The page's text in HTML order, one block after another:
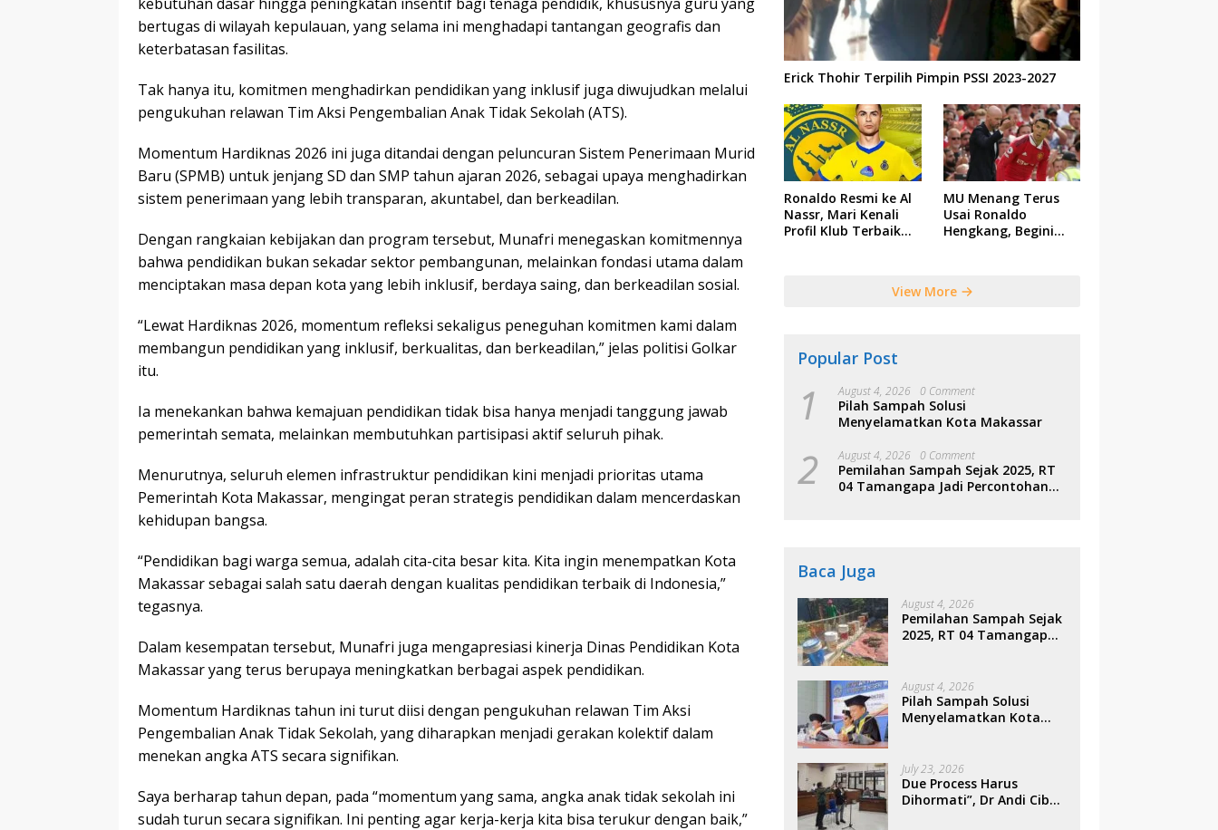
bertugas di wilayah kepulauan, yang selama ini menghadapi tantangan geografis dan
keterbatasan fasilitas.
Tak hanya itu, komitmen menghadirkan pendidikan yang inklusif juga diwujudkan melalui
pengukuhan relawan Tim Aksi Pengembalian Anak Tidak Sekolah (ATS).
Momentum Hardiknas 2026 ini juga ditandai dengan peluncuran Sistem Penerimaan Murid
Baru (SPMB) untuk jenjang SD dan SMP tahun ajaran 2026, sebagai upaya menghadirkan
sistem penerimaan yang lebih transparan, akuntabel, dan berkeadilan.
Dengan rangkaian kebijakan dan program tersebut, Munafri menegaskan komitmennya
bahwa pendidikan bukan sekadar sektor pembangunan, melainkan fondasi utama dalam
menciptakan masa depan kota yang lebih inklusif, berdaya saing, dan berkeadilan sosial.
“Lewat Hardiknas 2026, momentum refleksi sekaligus peneguhan komitmen kami dalam
membangun pendidikan yang inklusif, berkualitas, dan berkeadilan,” jelas politisi Golkar
itu.
Ia menekankan bahwa kemajuan pendidikan tidak bisa hanya menjadi tanggung jawab
pemerintah semata, melainkan membutuhkan partisipasi aktif seluruh pihak.
Menurutnya, seluruh elemen infrastruktur pendidikan kini menjadi prioritas utama
Pemerintah Kota Makassar, mengingat peran strategis pendidikan dalam mencerdaskan
kehidupan bangsa.
“Pendidikan bagi warga semua, adalah cita-cita besar kita. Kita ingin menempatkan Kota
Makassar sebagai salah satu daerah dengan kualitas pendidikan terbaik di Indonesia,”
tegasnya.
Dalam kesempatan tersebut, Munafri juga mengapresiasi kinerja Dinas Pendidikan Kota
Makassar yang terus berupaya meningkatkan berbagai aspek pendidikan.
Momentum Hardiknas tahun ini turut diisi dengan pengukuhan relawan Tim Aksi
Pengembalian Anak Tidak Sekolah, yang diharapkan menjadi gerakan kolektif dalam
menekan angka ATS secara signifikan.
Saya berharap tahun depan, pada “momentum yang sama, angka anak tidak sekolah ini
sudah turun secara signifikan. Ini penting agar kerja-kerja kita bisa terukur dengan baik,”
Erick Thohir Terpilih Pimpin PSSI 2023-2027
Ronaldo Resmi ke Al
Nassr, Mari Kenali
Profil Klub Terbaik
MU Menang Terus
Usai Ronaldo
Hengkang, Begini
View More
Popular Post
1 August 4, 2026 0 Comment
Pilah Sampah Solusi
Menyelamatkan Kota Makassar
2 August 4, 2026 0 Comment
Pemilahan Sampah Sejak 2025, RT
04 Tamangapa Jadi Percontohan
Baca Juga
August 4, 2026
Pemilahan Sampah Sejak
2025, RT 04 Tamangapa
Warga
August 4, 2026
Pilah Sampah Solusi
Menyelamatkan Kota
July 23, 2026
Due Process Harus
Dihormati”, Dr Andi Cibu